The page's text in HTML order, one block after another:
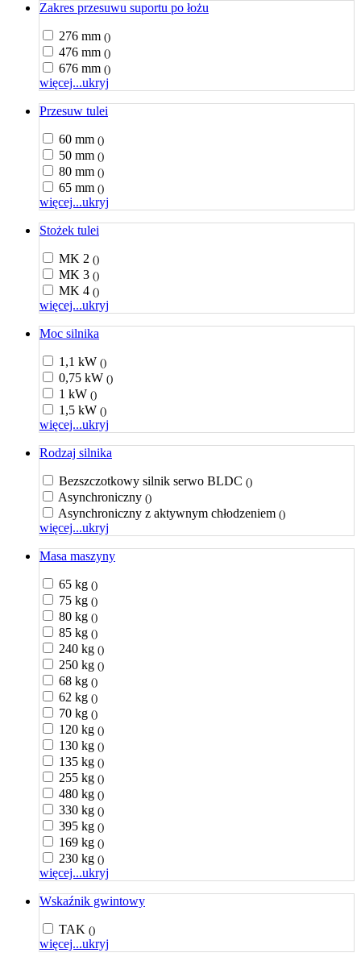
Zakres przesuwu suportu po łożu
276 mm ()
476 mm ()
676 mm ()
więcej...ukryj
Przesuw tulei
60 mm ()
50 mm ()
80 mm ()
65 mm ()
więcej...ukryj
Stożek tulei
MK 2 ()
MK 3 ()
MK 4 ()
więcej...ukryj
Moc silnika
1,1 kW ()
0,75 kW ()
1 kW ()
1,5 kW ()
więcej...ukryj
Rodzaj silnika
Bezszczotkowy silnik serwo BLDC ()
Asynchroniczny ()
Asynchroniczny z aktywnym chłodzeniem ()
więcej...ukryj
Masa maszyny
65 kg ()
75 kg ()
80 kg ()
85 kg ()
240 kg ()
250 kg ()
68 kg ()
62 kg ()
70 kg ()
120 kg ()
130 kg ()
135 kg ()
255 kg ()
480 kg ()
330 kg ()
395 kg ()
169 kg ()
230 kg ()
więcej...ukryj
Wskaźnik gwintowy
TAK ()
więcej...ukryj